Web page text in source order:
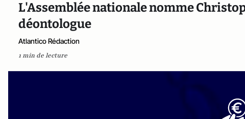
L'Assemblée nationale nomme
déontologue
Atlantico Rédaction
1 min de lecture